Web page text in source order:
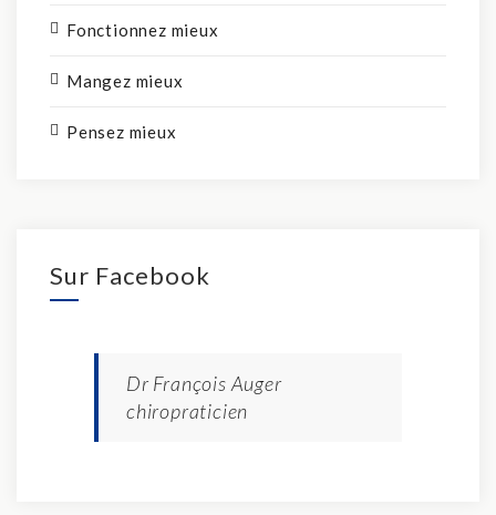
Fonctionnez mieux
Mangez mieux
Pensez mieux
Sur Facebook
Dr François Auger
chiropraticien